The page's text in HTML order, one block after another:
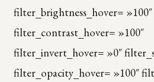
filter_brightness_hover= »100″
filter_contrast_hover= »100″
filter_invert_hover= »0″
filter_opacity_hover= »100″